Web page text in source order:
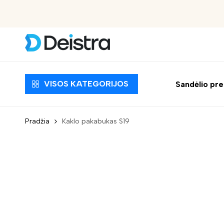
VISOS KATEGORIJOS Sandėlio
Pradžia Kaklo pakabukas S19